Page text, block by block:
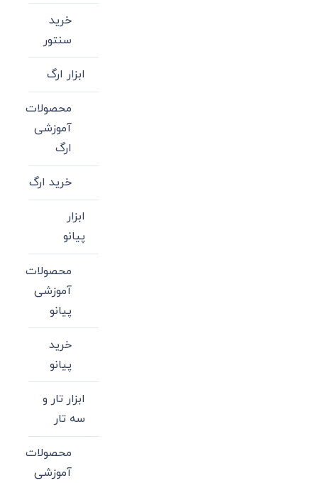
خرید
سنتور
ابزار ارگ
محصولات
آموزشی
ارگ
خرید ارگ
ابزار
پیانو
محصولات
آموزشی
پیانو
خرید
پیانو
ابزار تار و
سه تار
محصولات
آموزشی